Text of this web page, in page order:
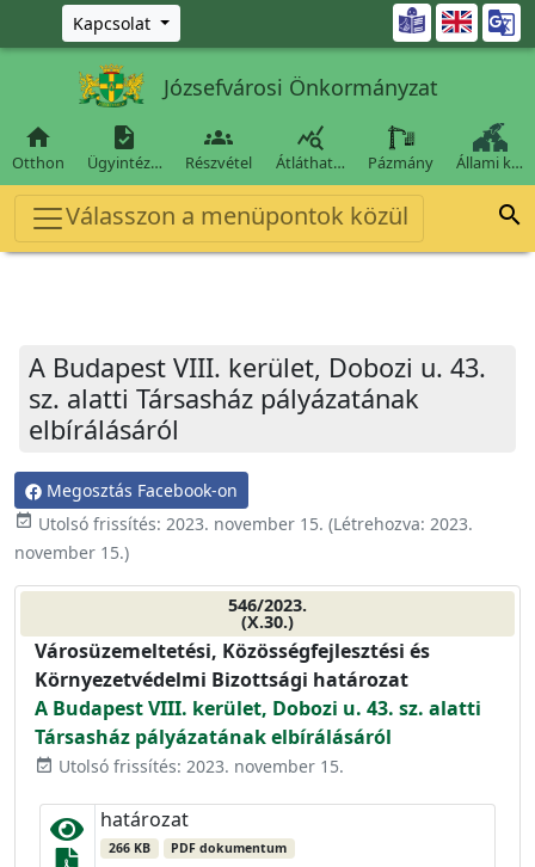
Ugrás a fő tartalomra
Kapcsolat 
Józsefvárosi Önkormányzat

Otthon

Ügyintéz…

Részvétel

Átláthat… Pázmány Állami k…
Válasszon a menüpontok közül 
A Budapest VIII. kerület, Dobozi u. 43.
sz. alatti Társasház pályázatának
elbírálásáról
Megosztás Facebook-on
event_available Utolsó frissítés: 2023. november 15. (Létrehozva: 2023.
november 15.)
546/2023.
(X.30.)
Városüzemeltetési, Közösségfejlesztési és
Környezetvédelmi Bizottsági határozat
A Budapest VIII. kerület, Dobozi u. 43. sz. alatti
Társasház pályázatának elbírálásáról
event_available Utolsó frissítés: 2023. november 15.
határozat
266 KB PDF dokumentum